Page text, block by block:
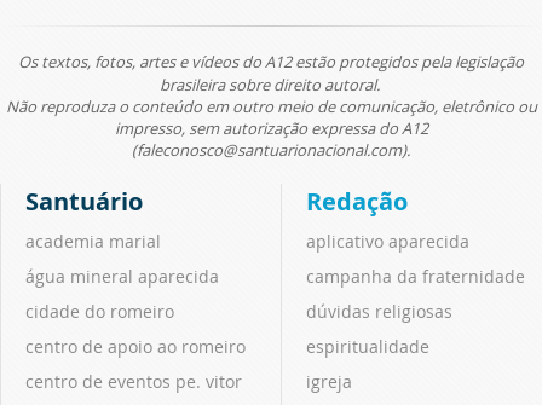
Os textos, fotos, artes e vídeos do A12 estão protegidos pela legislação
brasileira sobre direito autoral.
Não reproduza o conteúdo em outro meio de comunicação, eletrônico ou
impresso, sem autorização expressa do A12
(faleconosco@santuarionacional.com).
Santuário
academia marial
água mineral aparecida
cidade do romeiro
centro de apoio ao romeiro
centro de eventos pe. vitor
Redação
aplicativo aparecida
campanha da fraternidade
dúvidas religiosas
espiritualidade
igreja